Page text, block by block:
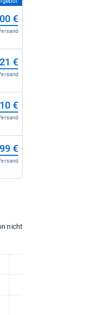
€
€
€
€
nicht